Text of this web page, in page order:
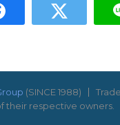
(SINCE 1988)
their respective owners.